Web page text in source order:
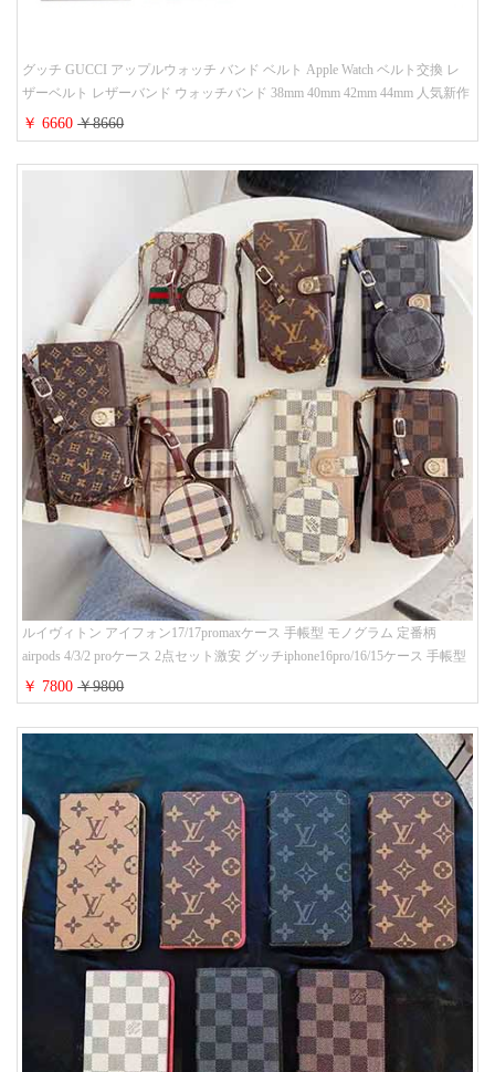
グッチ GUCCI アップルウォッチ バンド ベルト Apple Watch ベルト交換 レ
ザーベルト レザーバンド ウォッチバンド 38mm 40mm 42mm 44mm 人気新作
￥ 6660￥8660
ルイヴィトン アイフォン17/17promaxケース 手帳型 モノグラム 定番柄
airpods 4/3/2 proケース 2点セット激安 グッチiphone16pro/16/15ケース 手帳型
財布カード入り 多機能 ハイ ブランド Galaxy S25/S24/S23手帳カバー おすす
め
￥ 7800￥9800